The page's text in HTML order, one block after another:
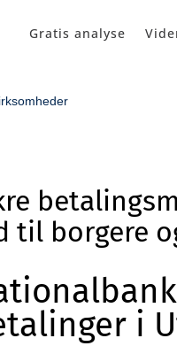
Gratis analyse
til borgere
i